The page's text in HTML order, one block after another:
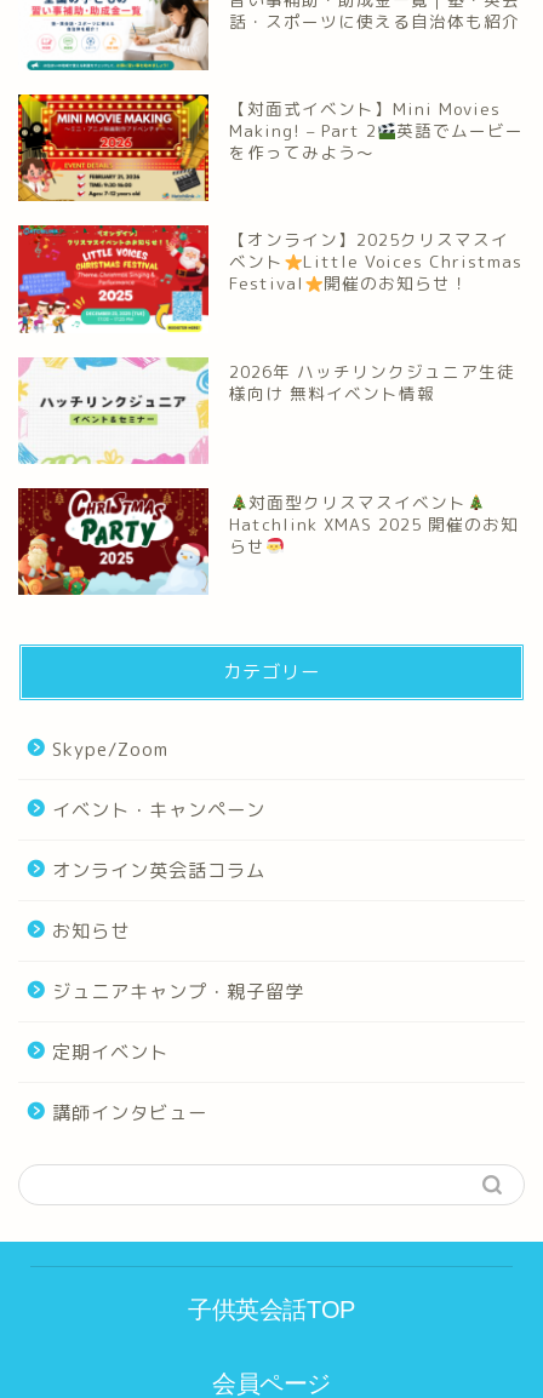
話・スポーツに使える自治体も紹介
【対面式イベント】Mini Movies
Making! – Part 2
英語でムービー
を作ってみよう～
【オンライン】2025クリスマスイ
ベント
Little Voices Christmas
Festival
開催のお知らせ！
2026年 ハッチリンクジュニア生徒
様向け 無料イベント情報
対面型クリスマスイベント
Hatchlink XMAS 2025 開催のお知
らせ
カテゴリー
Skype/Zoom
イベント・キャンペーン
オンライン英会話コラム
お知らせ
ジュニアキャンプ・親子留学
定期イベント
講師インタビュー
子供英会話TOP
会員ページ